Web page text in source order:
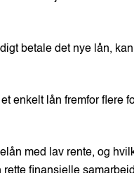
betale det nye lån,
enkelt lån fremfor flere
med lav rente, og